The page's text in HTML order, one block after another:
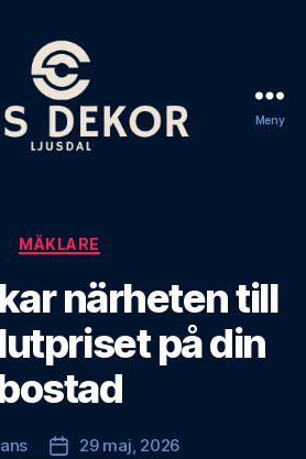
Meny
Kategorier
MÄKLARE
närheten till
på din
Inläggsdatum
29 maj, 2026